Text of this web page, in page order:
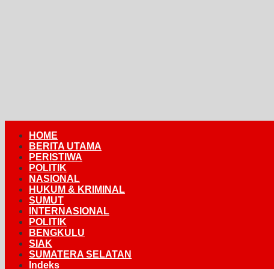
HOME
BERITA UTAMA
PERISTIWA
POLITIK
NASIONAL
HUKUM & KRIMINAL
SUMUT
INTERNASIONAL
POLITIK
BENGKULU
SIAK
SUMATERA SELATAN
Indeks